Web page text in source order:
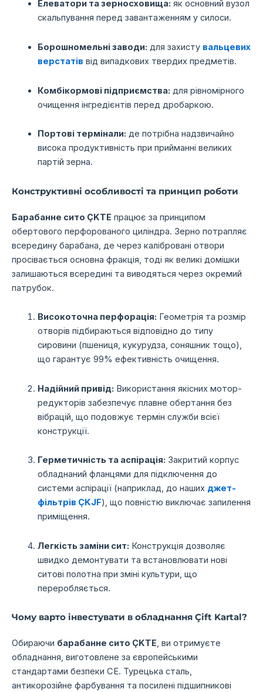
Елеватори та зерносховища: як основний вузол
скальпування перед завантаженням у силоси.
Борошномельні заводи: для захисту вальцевих
верстатів від випадкових твердих предметів.
Комбікормові підприємства: для рівномірного
очищення інгредієнтів перед дробаркою.
Портові термінали: де потрібна надзвичайно
висока продуктивність при прийманні великих
партій зерна.
Конструктивні особливості та принцип роботи
Барабанне сито ÇKTE працює за принципом
обертового перфорованого циліндра. Зерно потрапляє
всередину барабана, де через калібровані отвори
просівається основна фракція, тоді як великі домішки
залишаються всередині та виводяться через окремий
патрубок.
Високоточна перфорація: Геометрія та розмір
отворів підбираються відповідно до типу
сировини (пшениця, кукурудза, соняшник тощо),
що гарантує 99% ефективність очищення.
Надійний привід: Використання якісних мотор-
редукторів забезпечує плавне обертання без
вібрацій, що подовжує термін служби всієї
конструкції.
Герметичність та аспірація: Закритий корпус
обладнаний фланцями для підключення до
системи аспірації (наприклад, до наших джет-
фільтрів ÇKJF), що повністю виключає запилення
приміщення.
Легкість заміни сит: Конструкція дозволяє
швидко демонтувати та встановлювати нові
ситові полотна при зміні культури, що
переробляється.
Чому варто інвестувати в обладнання Çift Kartal?
Обираючи барабанне сито ÇKTE, ви отримуєте
обладнання, виготовлене за європейськими
стандартами безпеки CE. Турецька сталь,
антикорозійне фарбування та посилені підшипникові